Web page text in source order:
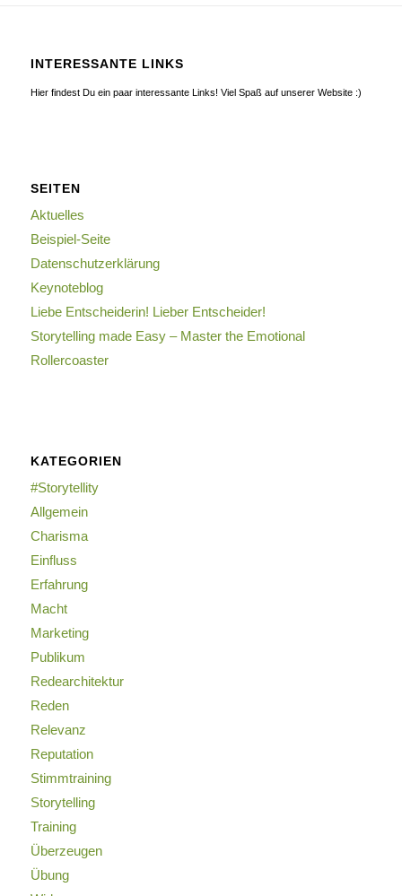
INTERESSANTE LINKS
Hier findest Du ein paar interessante Links! Viel Spaß auf unserer Website :)
SEITEN
Aktuelles
Beispiel-Seite
Datenschutzerklärung
Keynoteblog
Liebe Entscheiderin! Lieber Entscheider!
Storytelling made Easy – Master the Emotional
Rollercoaster
KATEGORIEN
#Storytellity
Allgemein
Charisma
Einfluss
Erfahrung
Macht
Marketing
Publikum
Redearchitektur
Reden
Relevanz
Reputation
Stimmtraining
Storytelling
Training
Überzeugen
Übung